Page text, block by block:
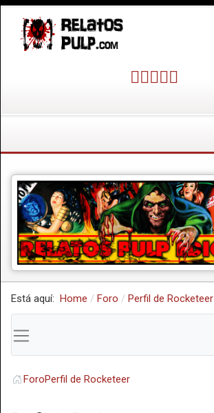
Está aquí: Home Foro Perfil de Rocketeer
ForoPerfil de Rocketeer